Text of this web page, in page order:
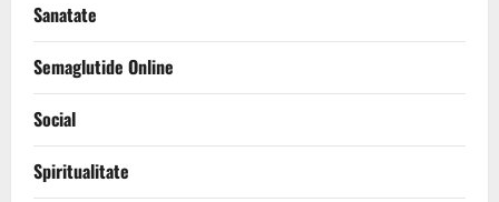
Sanatate
Semaglutide Online
Social
Spiritualitate